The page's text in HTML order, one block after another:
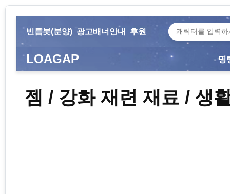
빈틈봇(분양) 광고배너안내 후원
LOAGAP 명
젬 / 강화 재련 재료 / 생